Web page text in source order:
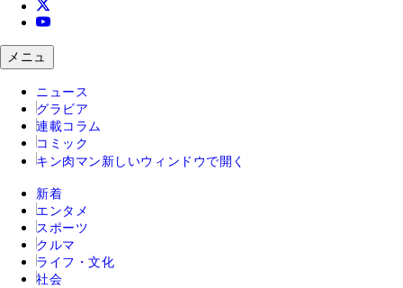
メニュ
ニュース
グラビア
連載コラム
コミック
キン肉マン 新しいウィンドウで開く
新着
エンタメ
スポーツ
クルマ
ライフ・文化
社会